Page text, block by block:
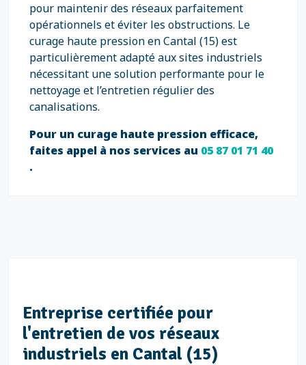
pour maintenir des réseaux parfaitement
opérationnels et éviter les obstructions. Le
curage haute pression en Cantal (15) est
particulièrement adapté aux sites industriels
nécessitant une solution performante pour le
nettoyage et l’entretien régulier des
canalisations.
Pour un curage haute pression efficace,
faites appel à nos services au 05 87 01 71 40
.
Entreprise certifiée pour
l'entretien de vos réseaux
industriels en Cantal (15)